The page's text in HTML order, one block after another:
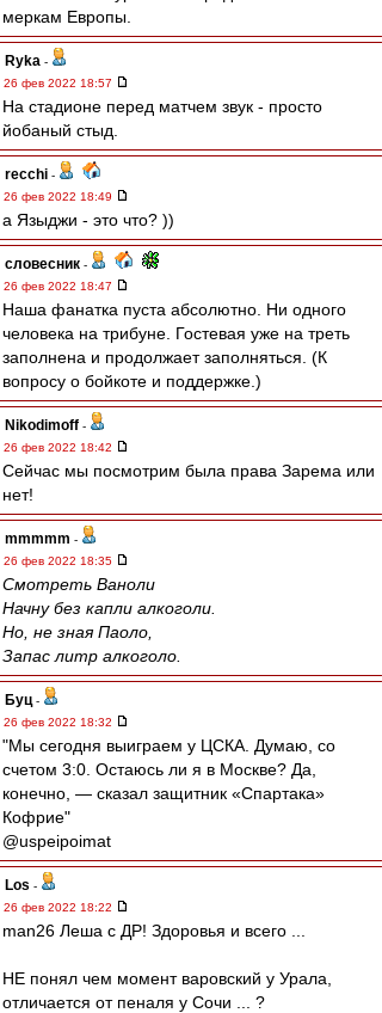
меркам Европы.
Ryka -
26 фев 2022 18:57
На стадионе перед матчем звук - просто
йобаный стыд.
recchi -
26 фев 2022 18:49
а Языджи - это что? ))
словесник -
26 фев 2022 18:47
Наша фанатка пуста абсолютно. Ни одного
человека на трибуне. Гостевая уже на треть
заполнена и продолжает заполняться. (К
вопросу о бойкоте и поддержке.)
Nikodimoff -
26 фев 2022 18:42
Сейчас мы посмотрим была права Зарема или
нет!
mmmmm -
26 фев 2022 18:35
Смотреть Ваноли
Начну без капли алкоголи.
Но, не зная Паоло,
Запас литр алкоголо.
Буц -
26 фев 2022 18:32
"Мы сегодня выиграем у ЦСКА. Думаю, со
счетом 3:0. Остаюсь ли я в Москве? Да,
конечно, — сказал защитник «Спартака»
Кофрие"
@uspeipoimat
Los -
26 фев 2022 18:22
man26 Леша с ДР! Здоровья и всего ...
НЕ понял чем момент варовский у Урала,
отличается от пеналя у Сочи ... ?